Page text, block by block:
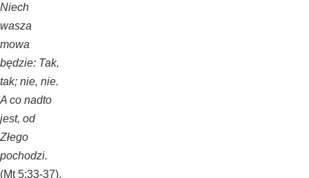
Niech
wasza
mowa
będzie: Tak,
tak; nie, nie.
A co nadto
jest, od
Złego
pochodzi.
(Mt 5:33-37).